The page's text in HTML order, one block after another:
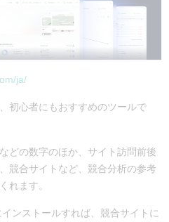
ja/
初心者にもおすすめのツールで
どの数字のほか、サイト訪問前後
競合サイトなど、競合分析の参考
れます。
ンストールすれば、競合サイトに